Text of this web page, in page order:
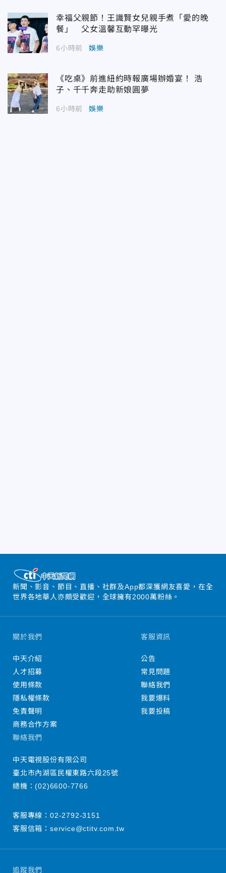
幸福父親節！王識賢女兒親手煮「愛的晚
餐」 父女溫馨互動罕曝光
6小時前 娛樂
《吃桌》前進紐約時報廣場辦婚宴！ 浩
子、千千奔走助新娘圓夢
6小時前 娛樂
新聞、影音、節目、直播、社群及App都深獲網友喜愛，在全
世界各地華人亦頗受歡迎，全球擁有2000萬粉絲。
追蹤我們
關於我們
中天介紹
人才招募
使用條款
隱私權條款
免責聲明
商務合作方案
客服資訊
公告
常見問題
聯絡我們
我要爆料
我要投稿
聯絡我們
中天電視股份有限公司
臺北市內湖區民權東路六段25號
總機：(02)6600-7766
客服專線： 02-2792-3151
客服信箱： service@ctitv.com.tw